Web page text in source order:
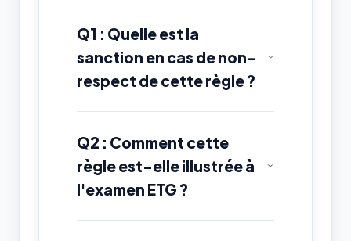
Q1 : Quelle est la
sanction en cas de non-
respect de cette règle ?
Q2 : Comment cette
règle est-elle illustrée à
l'examen ETG ?